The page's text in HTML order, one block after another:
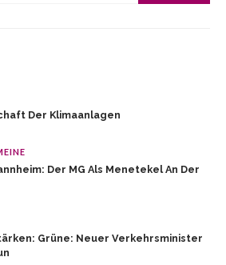
Der Klimaanlagen
Der MG Als Menetekel An Der
Grüne: Neuer Verkehrsminister